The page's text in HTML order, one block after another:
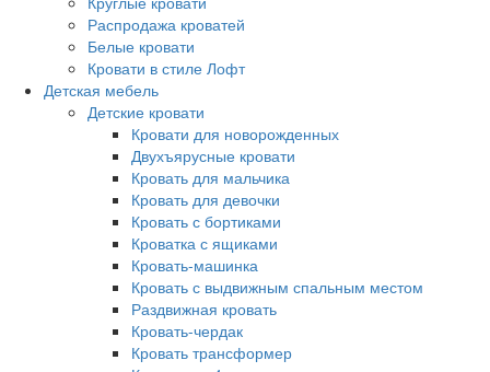
Распродажа кроватей
Белые кровати
Кровати в стиле Лофт
Детская мебель
Детские кровати
Кровати для новорожденных
Двухъярусные кровати
Кровать для мальчика
Кровать для девочки
Кровать с бортиками
Кроватка с ящиками
Кровать-машинка
Кровать с выдвижным спальным местом
Раздвижная кровать
Кровать-чердак
Кровать трансформер